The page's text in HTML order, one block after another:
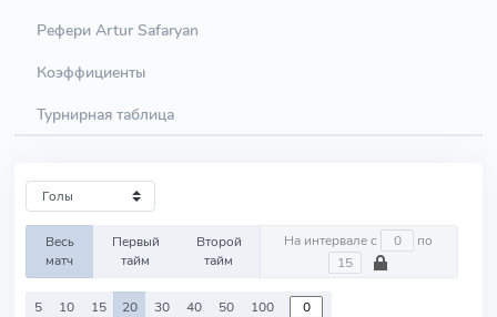
Рефери Artur Safaryan
Коэффициенты
Турнирная таблица
Весь
матч
Первый
тайм
Второй
тайм
На интервале с по
5 10 15 20 30 40 50 100